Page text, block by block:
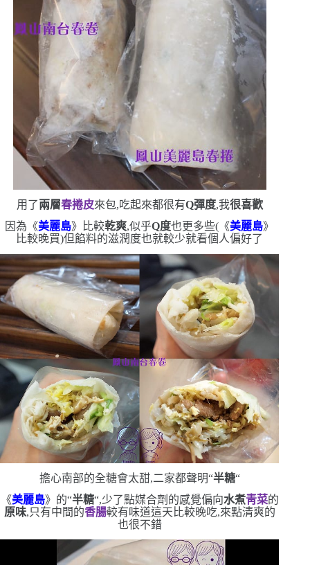
用了兩層春捲皮來包,吃起來都很有Q彈度,我很喜歡
因為《美麗島》比較乾爽,似乎Q度也更多些( 《美麗島》
比較晚買)但餡料的滋潤度也就較少就看個人偏好了
擔心南部的全糖會太甜,二家都聲明“半糖“
《美麗島》的“半糖“,少了點媒合劑的感覺偏向水煮靑菜的
原味,只有中間的香腸較有味道這天比較晚吃,來點清爽的
也很不錯